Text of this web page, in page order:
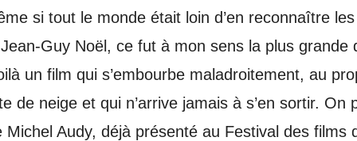
si tout le monde était loin d’en reconnaître
Guy Noël, ce fut à mon sens la plus grande
un film qui s’embourbe maladroitement, au
de neige et qui n’arrive jamais à s’en sortir. On
Michel Audy, déjà présenté au Festival des films